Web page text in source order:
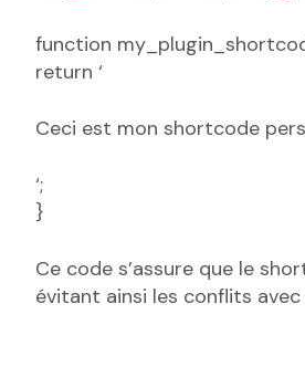
function
return ‘
Ceci est mon shortcode
‘;
}
Ce code s’assure que le
évitant ainsi les conflits